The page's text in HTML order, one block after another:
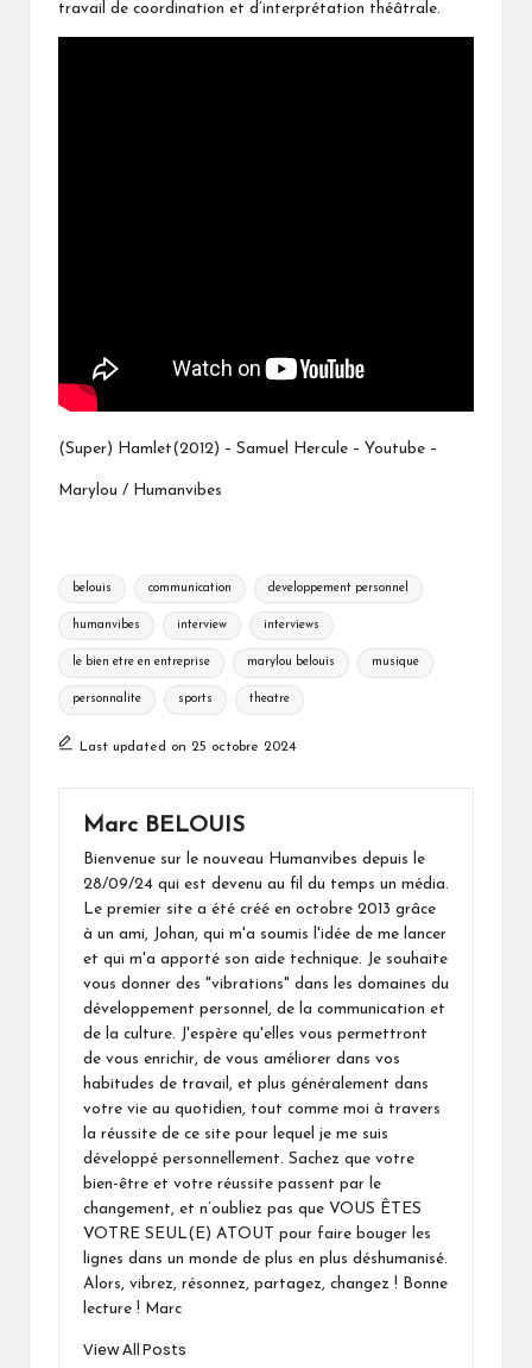
travail de coordination et d’interprétation théâtrale.
(Super) Hamlet(2012) – Samuel Hercule – Youtube –
Marylou / Humanvibes
Tags:
belouis communication developpement personnel
humanvibes interview interviews
le bien etre en entreprise marylou belouis musique
personnalite sports theatre
Last updated on 25 octobre 2024
Marc BELOUIS
Bienvenue sur le nouveau Humanvibes depuis le
28/09/24 qui est devenu au fil du temps un média.
Le premier site a été créé en octobre 2013 grâce
à un ami, Johan, qui m'a soumis l'idée de me lancer
et qui m'a apporté son aide technique. Je souhaite
vous donner des "vibrations" dans les domaines du
développement personnel, de la communication et
de la culture. J'espère qu'elles vous permettront
de vous enrichir, de vous améliorer dans vos
habitudes de travail, et plus généralement dans
votre vie au quotidien, tout comme moi à travers
la réussite de ce site pour lequel je me suis
développé personnellement. Sachez que votre
bien-être et votre réussite passent par le
changement, et n’oubliez pas que VOUS ÊTES
VOTRE SEUL(E) ATOUT pour faire bouger les
lignes dans un monde de plus en plus déshumanisé.
Alors, vibrez, résonnez, partagez, changez ! Bonne
lecture ! Marc
View All Posts